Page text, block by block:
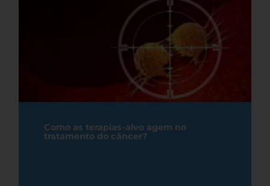
Como as terapias-alvo agem no
tratamento do câncer?